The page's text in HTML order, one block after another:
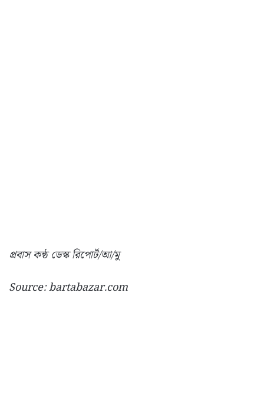
প্রবাস কন্ঠ ডেস্ক রিপোর্ট/আ/মু
Source: bartabazar.com